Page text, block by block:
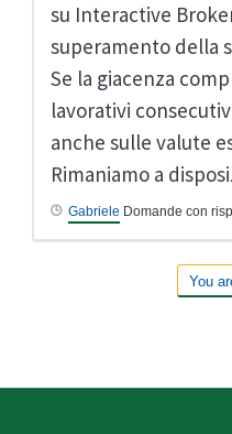
su Interactive
superamento della
Se la giacenza
lavorativi
anche sulle valute
Rimaniamo a
Gabriele Domande con
You